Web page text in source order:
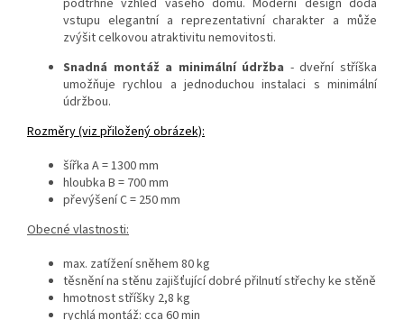
podtrhne vzhled vašeho domu. Moderní design dodá
vstupu elegantní a reprezentativní charakter a může
zvýšit celkovou atraktivitu nemovitosti.
Snadná montáž a minimální údržba - dveřní stříška
umožňuje rychlou a jednoduchou instalaci s minimální
údržbou.
Rozměry (viz přiložený obrázek):
šířka A = 1300 mm
hloubka B = 700 mm
převýšení C = 250 mm
Obecné vlastnosti:
max. zatížení sněhem 80 kg
těsnění na stěnu zajišťující dobré přilnutí střechy ke stěně
hmotnost stříšky 2,8 kg
rychlá montáž: cca 60 min